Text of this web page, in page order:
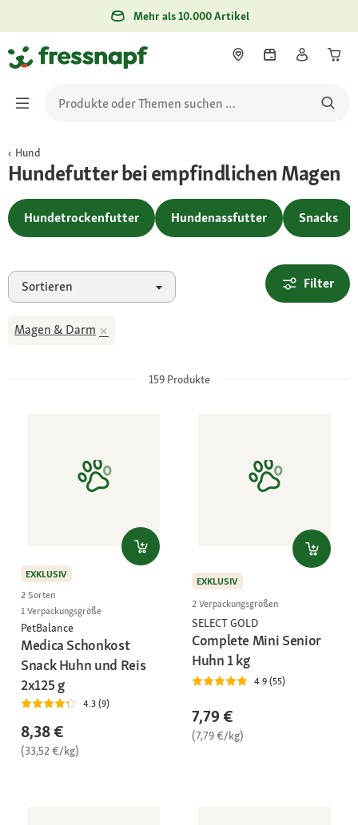
Mehr als 10.000 Artikel
Hund
Hundefutter bei empfindlichen Magen
Hundetrockenfutter Hundenassfutter Snacks
Sortieren Filter
Magen & Darm
159Produkte
EXKLUSIV
2 Sorten
1 Verpackungsgröße
PetBalance
Medica Schonkost
Snack Huhn und Reis
2x125 g
4.3 (9)
8,38 €
(33,52 €/kg)
EXKLUSIV
2 Verpackungsgrößen
SELECT GOLD
Complete Mini Senior
Huhn 1 kg
4.9 (55)
7,79 €
(7,79 €/kg)